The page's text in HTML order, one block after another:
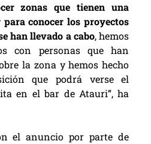
zonas que tienen una
conocer los proyectos
han llevado a cabo, hemos
con personas que han
la zona y hemos hecho
que podrá verse el
en el bar de Atauri”, ha
el anuncio por parte de